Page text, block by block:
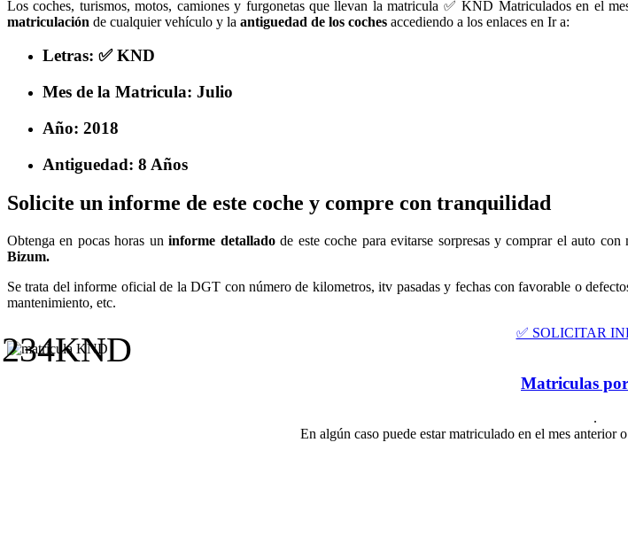
Los coches, turismos, motos, camiones y furgonetas que llevan la matricula ✅ KND Matriculados en el
matriculación de cualquier vehículo y la antiguedad de los coches accediendo a los enlaces en Ir a:
Letras: ✅ KND
Mes de la Matricula: Julio
Año: 2018
Antiguedad: 8 Años
Solicite un informe de este coche y compre con tranquilidad
Obtenga en pocas horas uninforme detalladode este coche para evitarse sorpresas y comprar el auto
Bizum.
Se trata del informe oficial de la DGT con número de kilometros, itv pasadas y fechas con favorable o
mantenimiento, etc.
✅ SOLICITAR
Matriculas
.
En algún caso puede estar matriculado en el mes anterior